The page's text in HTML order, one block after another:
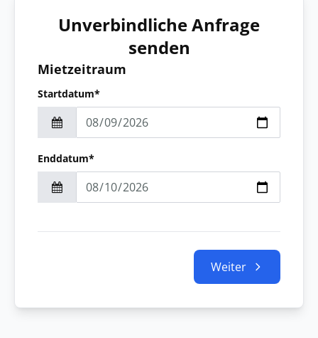
Unverbindliche Anfrage
senden
Mietzeitraum
Startdatum*
Enddatum*
Weiter